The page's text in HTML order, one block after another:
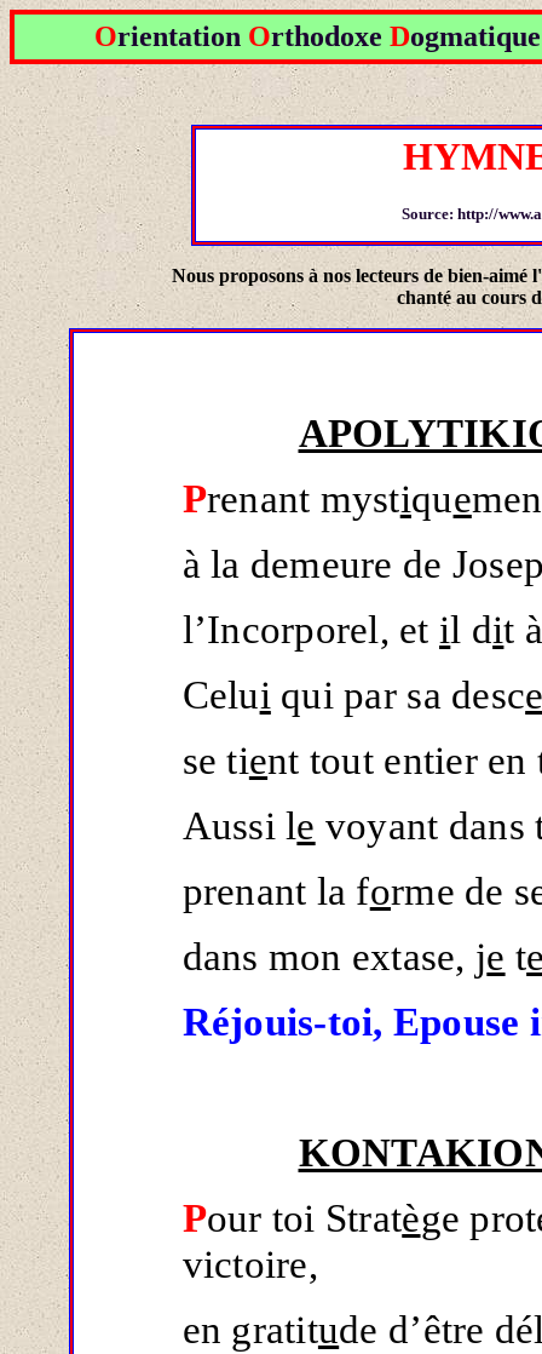
Orientation Orthodoxe D
Source: http://
Nous proposons à nos lecteurs de bien-aimé
chanté au cours
Prenant mystique
à la demeure de
l’Incorporel, et il dit
Celui qui par sa desc
se tient tout entier en
Aussi le voyant dans
prenant la forme de
dans mon extase, je t
Réjouis-toi, Epouse
Pour toi Stratège
victoire,
en gratitude d’être